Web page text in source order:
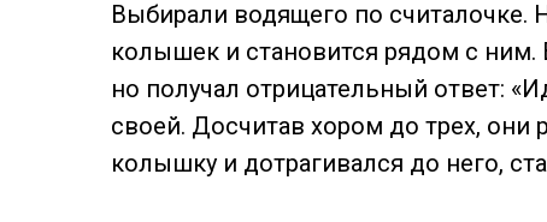
Выбирали водящего по считалочке.
колышек и становится рядом с ним.
но получал отрицательный ответ:
своей. Досчитав хором до трех, они
колышку и дотрагивался до него,